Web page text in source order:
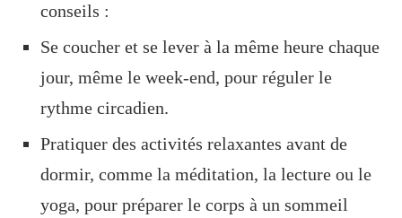
conseils :
Se coucher et se lever à la même heure chaque
jour, même le week-end, pour réguler le
rythme circadien.
Pratiquer des activités relaxantes avant de
dormir, comme la méditation, la lecture ou le
yoga, pour préparer le corps à un sommeil